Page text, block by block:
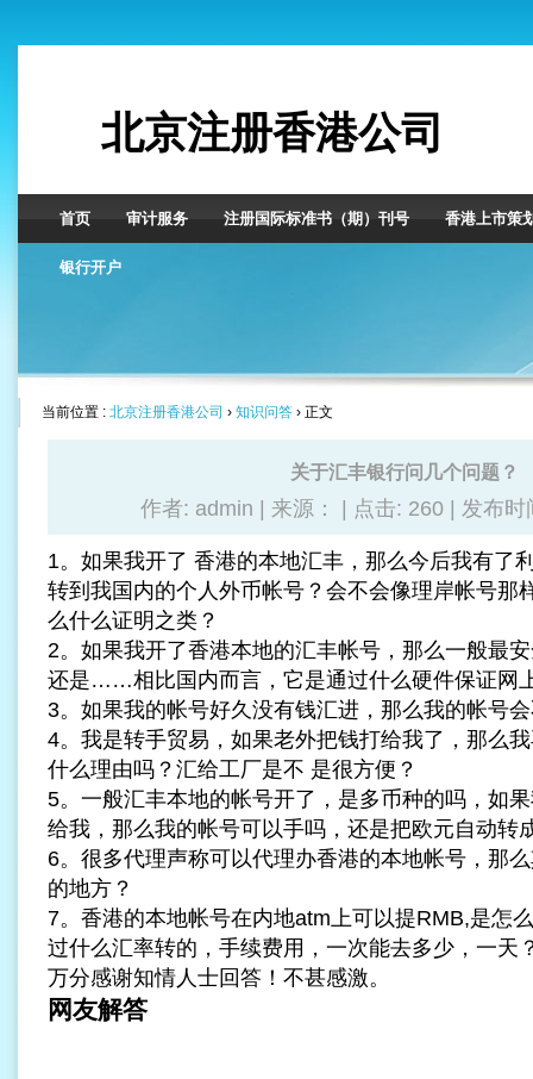
北京注册香港公司
首页 审计服务 注册国际标准书（期）刊号 香港上市策
银行开户
当前位置 : 北京注册香港公司 › 知识问答› 正文
关于汇丰银行问几个问题？
作者: admin | 来源： | 点击: 260 | 发布时
1。如果我开了 香港的本地汇丰，那么今后我有了
转到我国内的个人外币帐号？会不会像理岸帐号那
么什么证明之类？
2。如果我开了香港本地的汇丰帐号，那么一般最
还是……相比国内而言，它是通过什么硬件保证网
3。如果我的帐号好久没有钱汇进，那么我的帐号
4。我是转手贸易，如果老外把钱打给我了，那么
什么理由吗？汇给工厂是不 是很方便？
5。一般汇丰本地的帐号开了，是多币种的吗，如
给我，那么我的帐号可以手吗，还是把欧元自动转
6。很多代理声称可以代理办香港的本地帐号，那
的地方？
7。香港的本地帐号在内地atm上可以提RMB,是怎
过什么汇率转的，手续费用，一次能去多少，一天
万分感谢知情人士回答！不甚感激。
网友解答